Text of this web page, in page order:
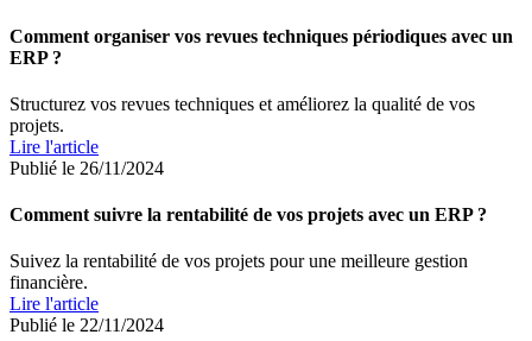
Comment organiser vos revues techniques périodiques avec un
ERP ?
Structurez vos revues techniques et améliorez la qualité de vos
projets.
Lire l'article
Publié le 26/11/2024
Comment suivre la rentabilité de vos projets avec un ERP ?
Suivez la rentabilité de vos projets pour une meilleure gestion
financière.
Lire l'article
Publié le 22/11/2024